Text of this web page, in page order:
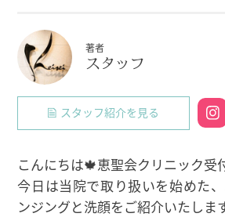
著者
スタッフ
スタッフ紹介を見る
こんにちは🍁恵聖会クリニック受
今日は当院で取り扱いを始めた
ンジングと洗顔をご紹介いたしま